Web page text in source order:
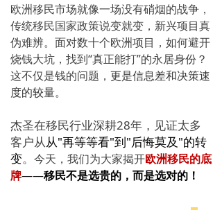
欧洲移民市场就像一场没有硝烟的战争，
传统移民国家政策说变就变，新兴项目真
伪难辨。面对数十个欧洲项目，如何避开
烧钱大坑，找到“真正能打”的永居身份？
这不仅是钱的问题， 更是信息差和决策速
度的较量。
杰圣在移民行业深耕28年，见证太多
客户从从"再等等看"到"后悔莫及"的转
变。 今天，我们为大家揭开欧洲移民的底
牌——移民不是选贵的，而是选对的！